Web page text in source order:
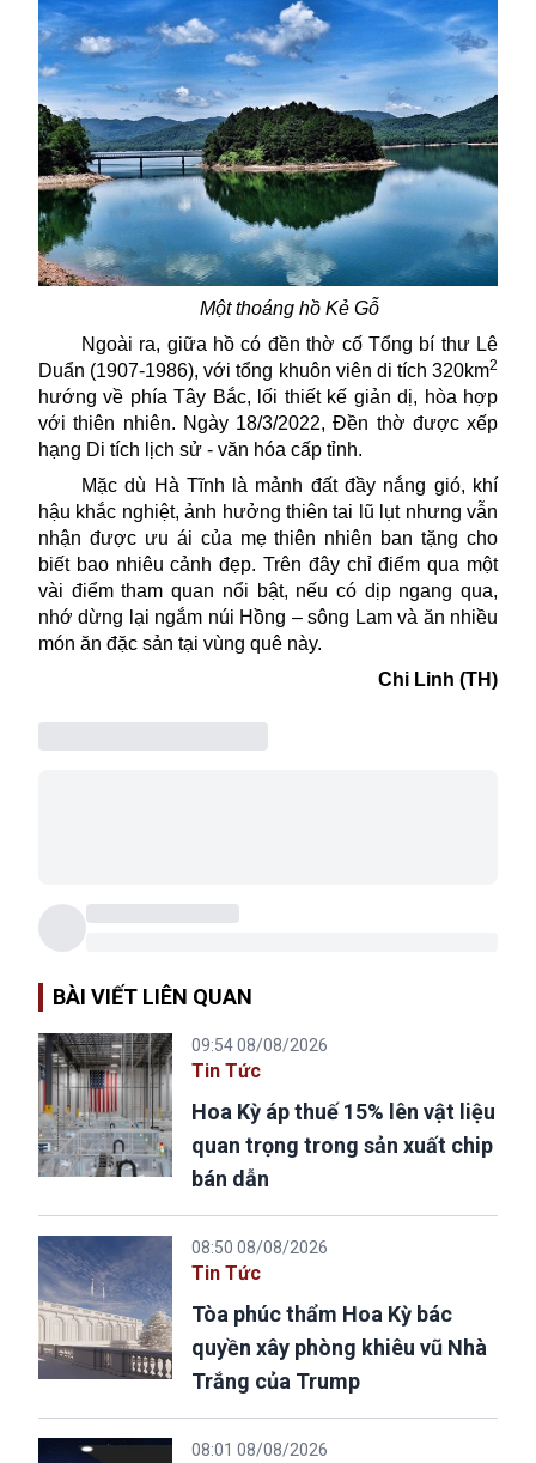
Một thoáng hồ Kẻ Gỗ
Ngoài ra, giữa hồ có đền thờ cố Tổng bí thư Lê
Duẩn (1907-1986), với tổng khuôn viên di tích 320km2
hướng về phía Tây Bắc, lối thiết kế giản dị, hòa hợp
với thiên nhiên. Ngày 18/3/2022, Đền thờ được xếp
hạng Di tích lịch sử - văn hóa cấp tỉnh.
Mặc dù Hà Tĩnh là mảnh đất đầy nắng gió, khí
hậu khắc nghiệt, ảnh hưởng thiên tai lũ lụt nhưng vẫn
nhận được ưu ái của mẹ thiên nhiên ban tặng cho
biết bao nhiêu cảnh đẹp. Trên đây chỉ điểm qua một
vài điểm tham quan nổi bật, nếu có dịp ngang qua,
nhớ dừng lại ngắm núi Hồng – sông Lam và ăn nhiều
món ăn đặc sản tại vùng quê này.
Chi Linh (TH)
BÀI VIẾT LIÊN QUAN
09:54 08/08/2026
Tin Tức
Hoa Kỳ áp thuế 15% lên vật liệu
quan trọng trong sản xuất chip
bán dẫn
08:50 08/08/2026
Tin Tức
Tòa phúc thẩm Hoa Kỳ bác
quyền xây phòng khiêu vũ Nhà
Trắng của Trump
08:01 08/08/2026